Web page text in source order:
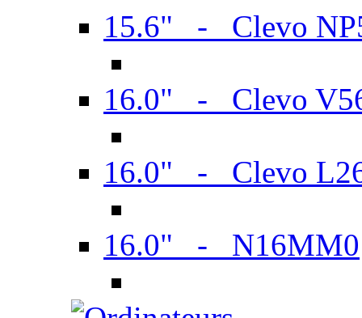
15.6" - Clevo
16.0" - Clevo
16.0" - Clevo
16.0" - N16MM0